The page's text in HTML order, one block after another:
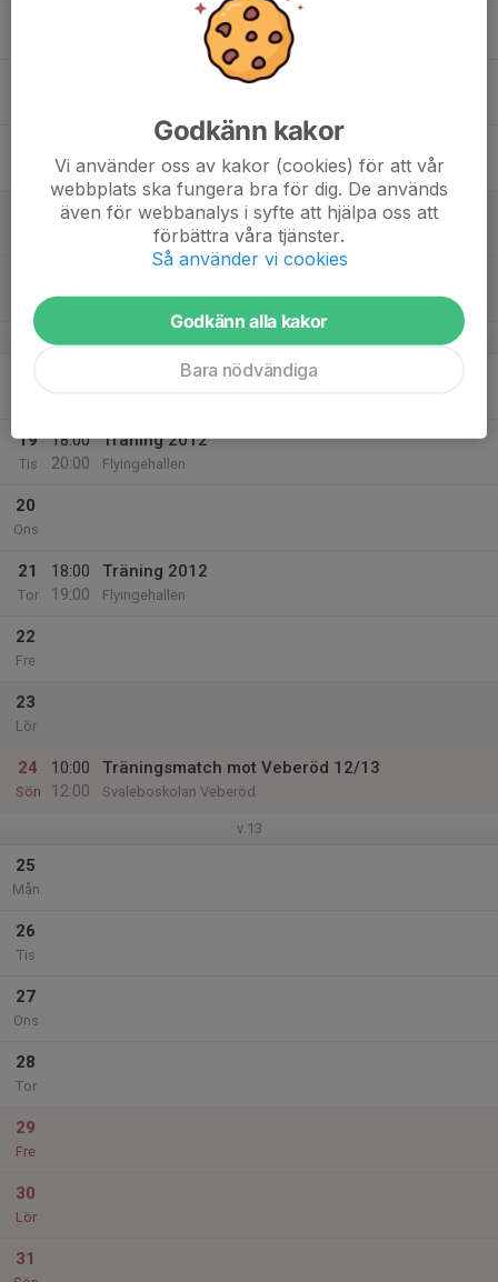
19
Tis
18:00
20:00
Träning 2012
Flyingehallen
20
Ons
21
Tor
18:00
19:00
Träning 2012
Flyingehallen
22
Fre
23
Lör
24
Sön
10:00
12:00
Träningsmatch mot Veberöd 12/13
Svaleboskolan Veberöd
v.13
25
Mån
26
Tis
27
Ons
28
Tor
29
Fre
30
Lör
31
Godkänn kakor
Vi använder oss av kakor (cookies) för att vår
webbplats ska fungera bra för dig. De används
även för webbanalys i syfte att hjälpa oss att
förbättra våra tjänster.
Så använder vi cookies
Godkänn alla kakor
Bara nödvändiga